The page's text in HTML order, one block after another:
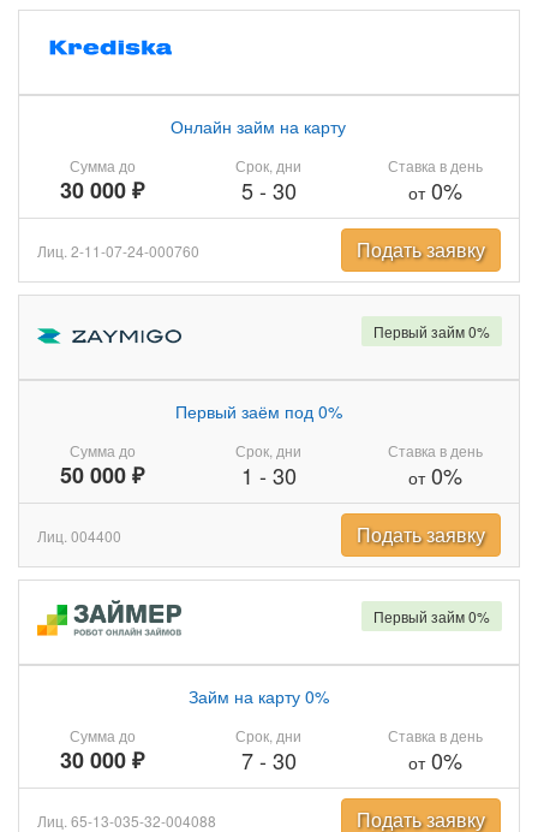
Сумма до
30 000 ₽
Онлайн займ на карту
Срок, дни
5- 30
Ставка в день
от0%
Лиц. 2-11-07-24-000760 Подать заявку
Сумма до
50 000 ₽
Первый заём под 0%
Срок, дни
1 - 30
Ставка в день
от0%
Первый займ 0%
Лиц. 004400 Подать заявку
Сумма до
30 000 ₽
Займ на карту 0%
Срок, дни
7- 30
Ставка в день
от0%
Первый займ 0%
Лиц. 65-13-035-32-004088 Подать заявку